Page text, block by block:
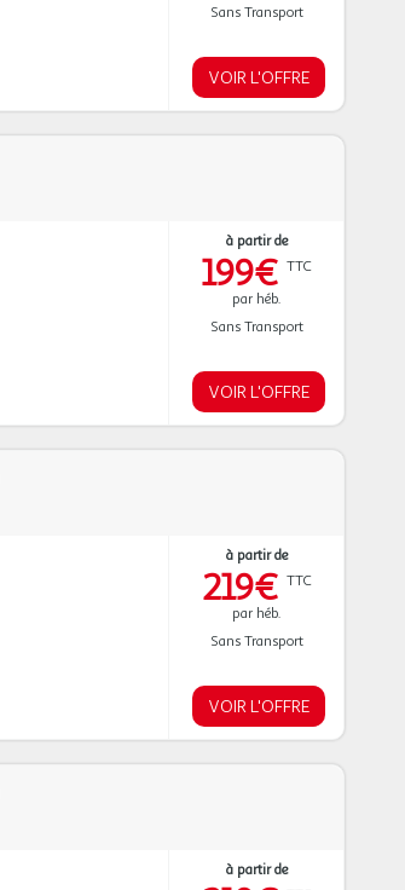
Sans Transport
VOIR L'OFFRE
à partir de
199€ TTC
par héb.
Sans Transport
VOIR L'OFFRE
à partir de
219€ TTC
par héb.
Sans Transport
VOIR L'OFFRE
à partir de